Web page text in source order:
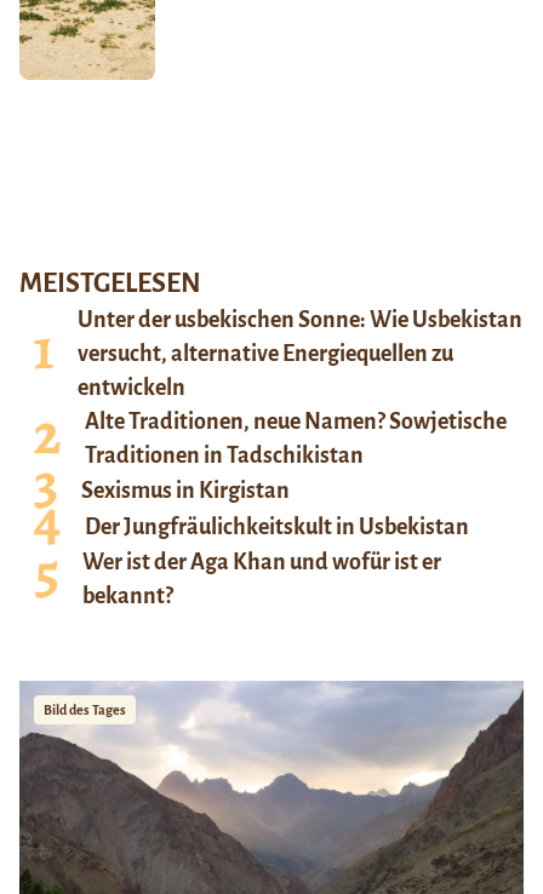
MEISTGELESEN
Unter der usbekischen Sonne: Wie Usbekistan
versucht, alternative Energiequellen zu
entwickeln
Alte Traditionen, neue Namen? Sowjetische
Traditionen in Tadschikistan
Sexismus in Kirgistan
Der Jungfräulichkeitskult in Usbekistan
Wer ist der Aga Khan und wofür ist er
bekannt?
Bild des Tages